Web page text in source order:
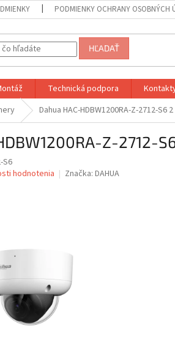
PODMIENKY OCHRANY OSOBNÝCH
HĽADAŤ
Technická podpora
Dahua HAC-HDBW1200RA-Z-2712-S6
Z-2712-
S6
hodnotenia Značka: DAHUA